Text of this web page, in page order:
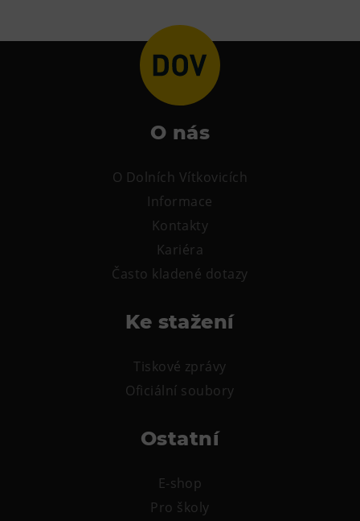
O nás
O Dolních Vítkovicích
Informace
Kontakty
Kariéra
Často kladené dotazy
Ke stažení
Tiskové zprávy
Oficiální soubory
Ostatní
E-shop
Pro školy